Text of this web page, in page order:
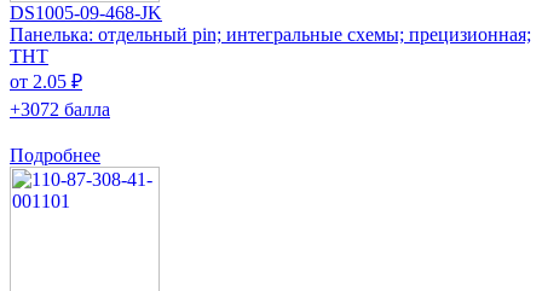
DS1005-09-468-JK
Панелька: отдельный pin; интегральные схемы; прецизионная;
THT
от 2.05 ₽
+3072 балла
Подробнее